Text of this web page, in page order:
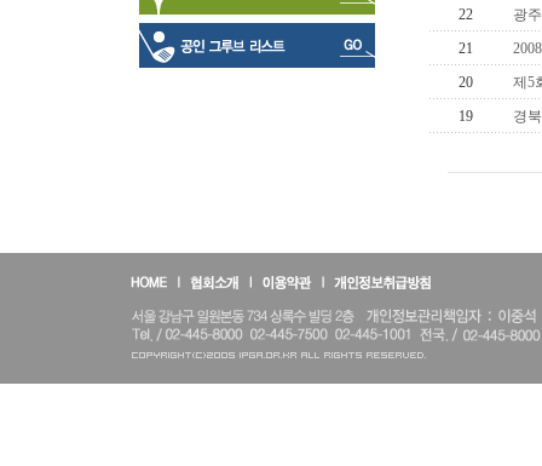
22
광
21
20
제5
19
경